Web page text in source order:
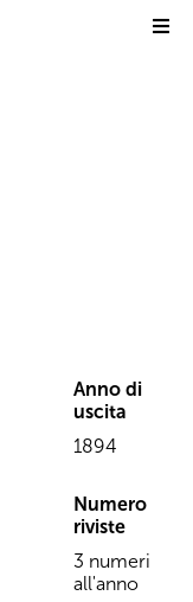
Anno di
uscita
1894
Numero
riviste
3 numeri
all'anno